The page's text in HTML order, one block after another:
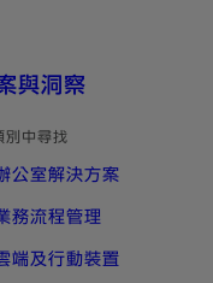
與洞察
別中尋找
公室解決方案
務流程管理
端及行動裝置